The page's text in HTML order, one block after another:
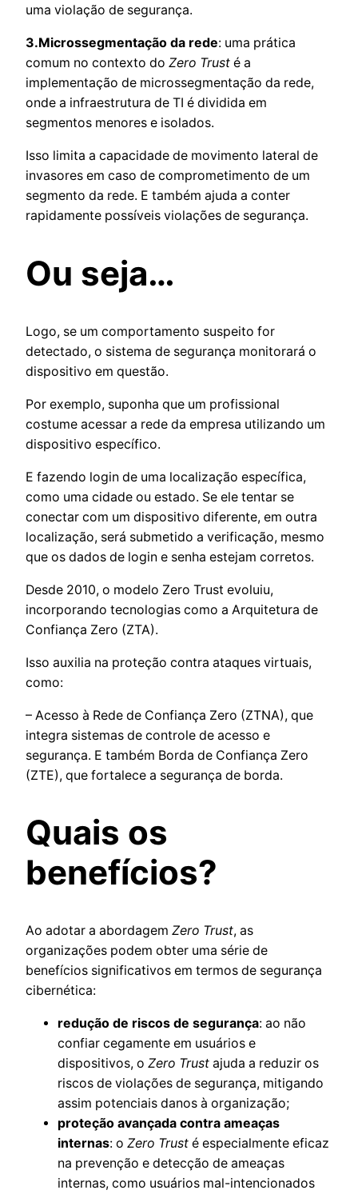
uma violação de segurança.
3.Microssegmentação da rede: uma prática
comum no contexto do Zero Trust é a
implementação de microssegmentação da rede,
onde a infraestrutura de TI é dividida em
segmentos menores e isolados.
Isso limita a capacidade de movimento lateral de
invasores em caso de comprometimento de um
segmento da rede. E também ajuda a conter
rapidamente possíveis violações de segurança.
Ou seja…
Logo, se um comportamento suspeito for
detectado, o sistema de segurança monitorará o
dispositivo em questão.
Por exemplo, suponha que um profissional
costume acessar a rede da empresa utilizando um
dispositivo específico.
E fazendo login de uma localização específica,
como uma cidade ou estado. Se ele tentar se
conectar com um dispositivo diferente, em outra
localização, será submetido a verificação, mesmo
que os dados de login e senha estejam corretos.
Desde 2010, o modelo Zero Trust evoluiu,
incorporando tecnologias como a Arquitetura de
Confiança Zero (ZTA).
Isso auxilia na proteção contra ataques virtuais,
como:
– Acesso à Rede de Confiança Zero (ZTNA), que
integra sistemas de controle de acesso e
segurança. E também Borda de Confiança Zero
(ZTE), que fortalece a segurança de borda.
Quais os
benefícios?
Ao adotar a abordagem Zero Trust, as
organizações podem obter uma série de
benefícios significativos em termos de segurança
cibernética:
redução de riscos de segurança: ao não
confiar cegamente em usuários e
dispositivos, o Zero Trust ajuda a reduzir os
riscos de violações de segurança, mitigando
assim potenciais danos à organização;
proteção avançada contra ameaças
internas: o Zero Trust é especialmente eficaz
na prevenção e detecção de ameaças
internas, como usuários mal-intencionados